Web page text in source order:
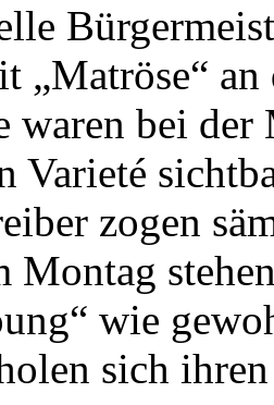
„Matröse“
waren bei
Varieté
zogen
Montag
wie
sich